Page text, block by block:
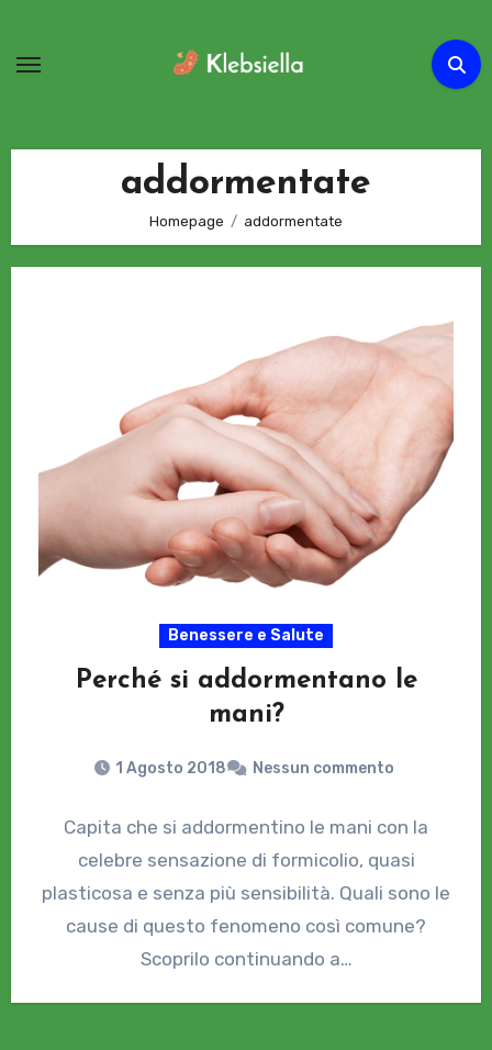
contenuto
addormentate
Homepage addormentate
Benessere e Salute
Perché si addormentano le
mani?
1 Agosto 2018 Nessun commento
Capita che si addormentino le mani con la
celebre sensazione di formicolio, quasi
plasticosa e senza più sensibilità. Quali sono le
cause di questo fenomeno così comune?
Scoprilo continuando a…